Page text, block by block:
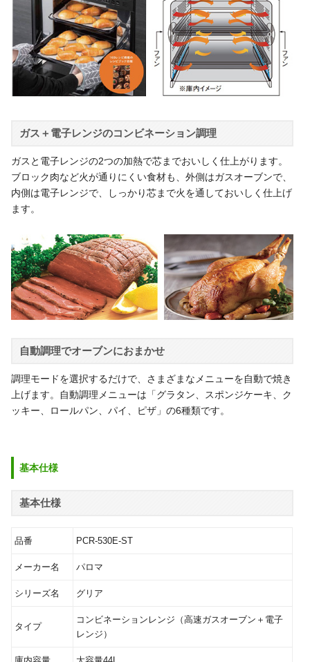
ガス＋電子レンジのコンビネーション調理
ガスと電子レンジの2つの加熱で芯までおいしく仕上がります。
ブロック肉など火が通りにくい食材も、外側はガスオーブンで、
内側は電子レンジで、しっかり芯まで火を通しておいしく仕上げ
ます。
自動調理でオーブンにおまかせ
調理モードを選択するだけで、さまざまなメニューを自動で焼き
上げます。自動調理メニューは「グラタン、スポンジケーキ、ク
ッキー、ロールパン、パイ、ピザ」の6種類です。
基本仕様
基本仕様
品番 PCR-530E-ST
メーカー名 パロマ
シリーズ名 グリア
タイプ
コンビネーションレンジ（高速ガスオーブン＋電子
レンジ）